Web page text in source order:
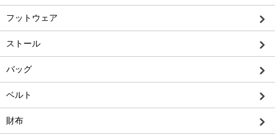
フットウェア
ストール
バッグ
ベルト
財布